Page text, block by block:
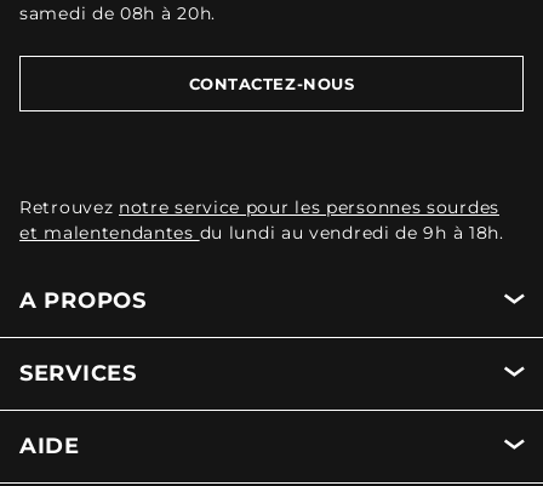
samedi de 08h à 20h.
CONTACTEZ-NOUS
Retrouvez notre service pour les personnes sourdes
et malentendantes du lundi au vendredi de 9h à 18h.
A PROPOS
SERVICES
AIDE